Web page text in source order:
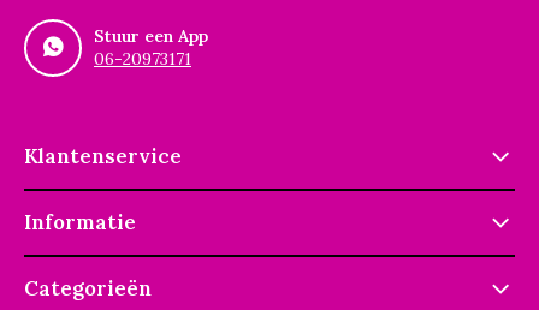
Stuur een App
06-20973171
Klantenservice
Informatie
Categorieën